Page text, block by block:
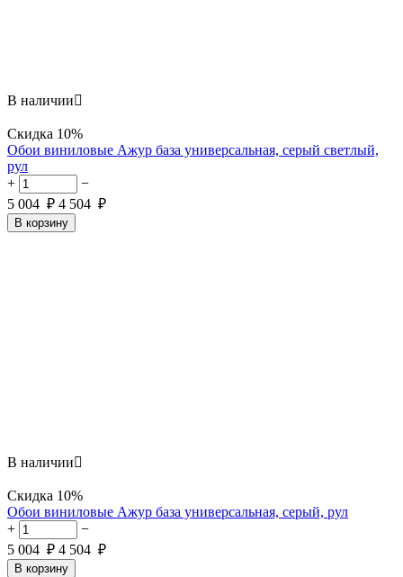
В наличии
Скидка 10%
Обои виниловые Ажур база универсальная, серый светлый,
рул
+
−
5 004 ₽ 4 504 ₽
В корзину
В наличии
Скидка 10%
Обои виниловые Ажур база универсальная, серый, рул
+
−
5 004 ₽ 4 504 ₽
В корзину